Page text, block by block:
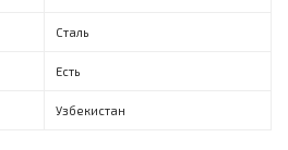
Сталь
Есть
Узбекистан